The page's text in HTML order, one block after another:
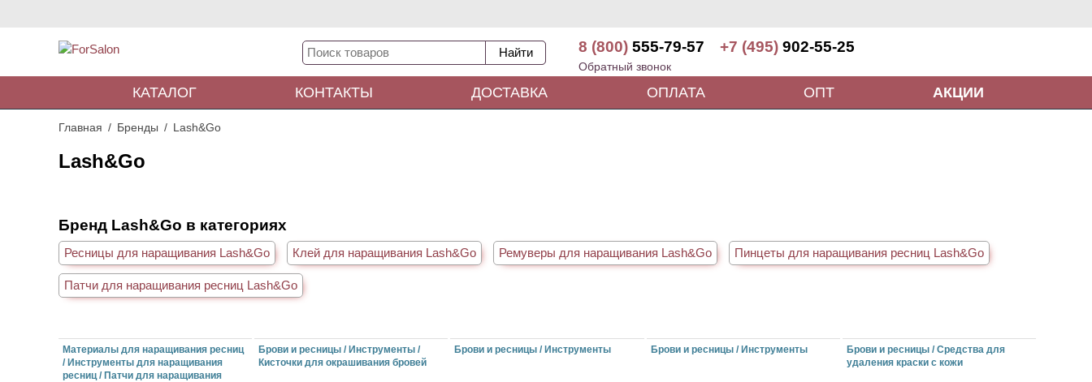
8 (800) 555-79-57 +7 (495) 902-55-25
Обратный звонок
КАТАЛОГ КОНТАКТЫ ДОСТАВКА ОПЛАТА ОПТ АКЦИИ
Главная Бренды Lash&Go
Lash&Go
Бренд Lash&Go в категориях
Ресницы для наращивания Lash&Go Клей для наращивания Lash&Go Ремуверы для наращивания Lash&Go Пинцеты для наращивания ресниц Lash&Go
Патчи для наращивания ресниц Lash&Go
Материалы для наращивания ресниц
/ Инструменты для наращивания
ресниц / Патчи для наращивания
Брови и ресницы / Инструменты /
Кисточки для окрашивания бровей
Брови и ресницы / Инструменты Брови и ресницы / Инструменты
Брови и ресницы / Средства для
удаления краски с кожи